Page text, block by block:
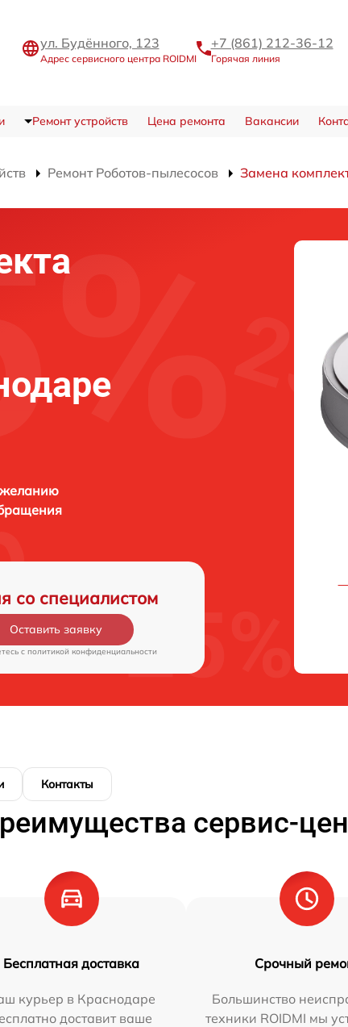
ул. Будённого, 123
Адрес сервисного центра ROIDMI
+7 (861) 212-36-12
Горячая линия
Ремонт устройств Цена ремонта Вакансии
Ремонт Роботов-пылесосов Замена
желанию
со специалистом
Оставить заявку
c политикой конфиденциальности
Контакты
сервис-
Бесплатная доставка
курьер в Краснодаре
доставит ваше
Срочный
Большинство
техники ROIDMI мы